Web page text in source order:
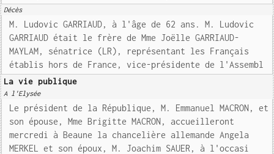
Décès
M. Ludovic GARRIAUD, à l'âge de 62 ans. M. Ludovic
GARRIAUD était le frère de Mme Joëlle GARRIAUD-
MAYLAM, sénatrice (LR), représentant les Français
établis hors de France, vice-présidente de l'Assembl
La vie publique
A l'Elysée
Le président de la République, M. Emmanuel MACRON, et
son épouse, Mme Brigitte MACRON, accueilleront
mercredi à Beaune la chancelière allemande Angela
MERKEL et son époux, M. Joachim SAUER, à l'occasi